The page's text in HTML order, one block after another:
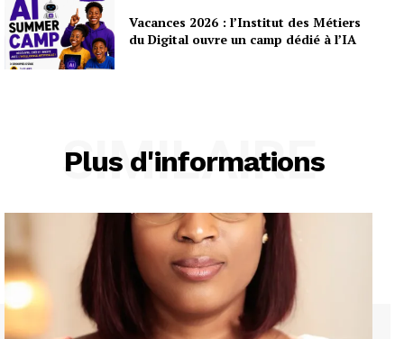
Vacances 2026 : l’Institut des Métiers
du Digital ouvre un camp dédié à l’IA
Plus d'informations
SIMILAIRE